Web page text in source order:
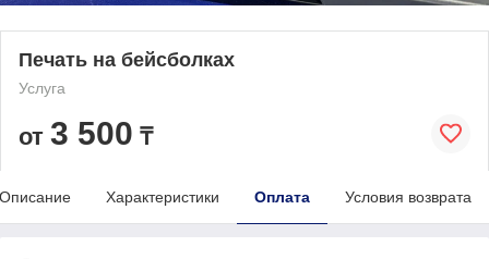
Печать на бейсболках
Услуга
от 3 500 ₸
Описание Характеристики Оплата Условия возврата